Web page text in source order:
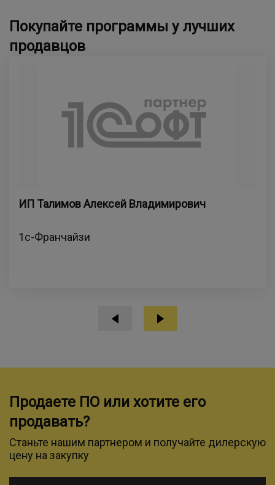
Покупайте программы у лучших
продавцов
ИП Талимов Алексей Владимирович
1с-Франчайзи
Продаете ПО или хотите его
продавать?
Станьте нашим партнером и получайте дилерскую
цену на закупку